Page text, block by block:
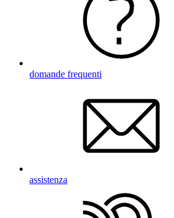
domande frequenti
assistenza